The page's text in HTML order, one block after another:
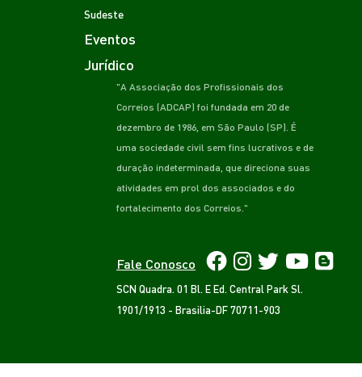
Sudeste
Eventos
Jurídico
"A Associação dos Profissionais dos
Correios (ADCAP) foi fundada em 20 de
dezembro de 1986, em São Paulo (SP). É
uma sociedade civil sem fins lucrativos e de
duração indeterminada, que direciona suas
atividades em prol dos associados e do
fortalecimento dos Correios."
Fale Conosco
SCN Quadra. 01 Bl. E Ed. Central Park Sl.
1901/1913 - Brasilia-DF 70711-903